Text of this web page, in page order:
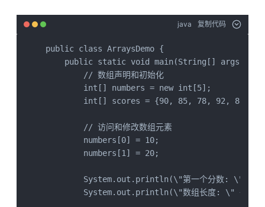
java 复制代码
public class ArraysDemo {
    public static void main(String[] args) {
        // 数组声明和初始化
int[] numbers = new int[5];
int[] scores = {90, 85, 78, 92, 88};
        // 访问和修改数组元素
        numbers[0] = 10;
        numbers[1] = 20;
System.out.println(\"第一个分数: \" +
System.out.println(\"数组长度: \" +